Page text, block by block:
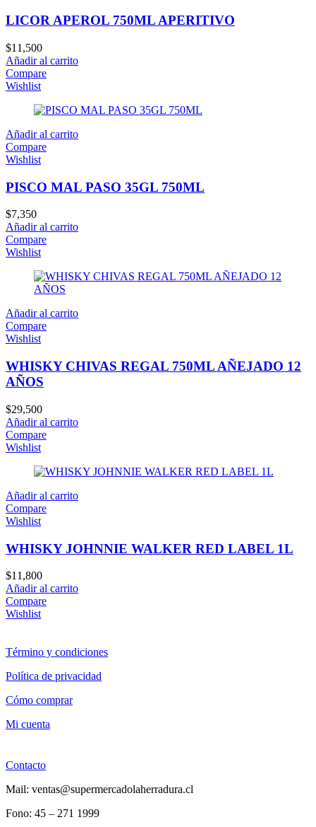
LICOR APEROL 750ML APERITIVO
$11,500
Añadir al carrito
Compare
Wishlist
Añadir al carrito
Compare
Wishlist
PISCO MAL PASO 35GL 750ML
$7,350
Añadir al carrito
Compare
Wishlist
Añadir al carrito
Compare
Wishlist
WHISKY CHIVAS REGAL 750ML AÑEJADO 12
AÑOS
$29,500
Añadir al carrito
Compare
Wishlist
Añadir al carrito
Compare
Wishlist
WHISKY JOHNNIE WALKER RED LABEL 1L
$11,800
Añadir al carrito
Compare
Wishlist
Término y condiciones
Política de privacidad
Cómo comprar
Mi cuenta
Contacto
Mail: ventas@supermercadolaherradura.cl
Fono: 45 – 271 1999